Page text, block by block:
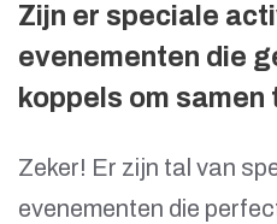
Zijn er speciale
evenementen die
koppels om samen
Zeker! Er zijn tal van
evenementen die